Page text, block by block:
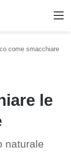
come smacchiare
le
naturale